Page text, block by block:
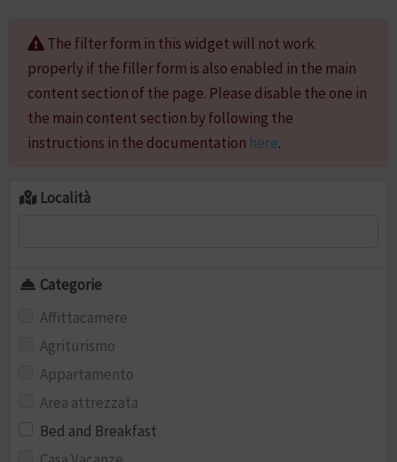
The filter form in this widget will not work
properly if the filler form is also enabled in the main
content section of the page. Please disable the one in
the main content section by following the
instructions in the documentation here.
Località
Categorie
Affittacamere
Agriturismo
Appartamento
Area attrezzata
Bed and Breakfast